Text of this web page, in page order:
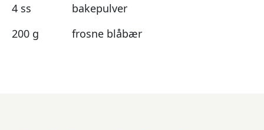
4 ss
bakepulver
200 g
frosne blåbær